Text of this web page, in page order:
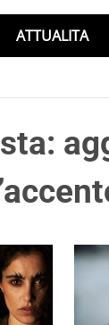
ATTUALITA